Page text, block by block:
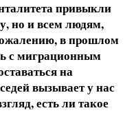
привыкли
но и всем людям,
в прошлом
с миграционным
на
вызывает у нас
есть ли такое